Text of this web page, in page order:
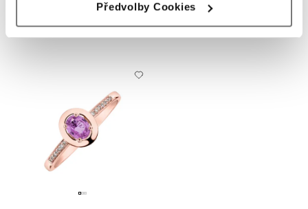
Předvolby Cookies